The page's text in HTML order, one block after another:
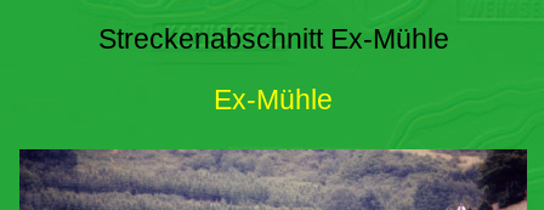
Streckenabschnitt Ex-Mühle
Ex-Mühle